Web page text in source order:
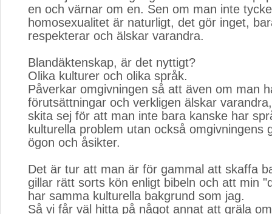
en och värnar om en. Sen om man inte
homosexualitet är naturligt, det gör inget,
respekterar och älskar varandra.
Blandäktenskap, är det nyttigt?
Olika kulturer och olika språk.
Påverkar omgivningen så att även om man
förutsättningar och verkligen älskar
skita sej för att man inte bara kanske har
kulturella problem utan också omgivningens
ögon och åsikter.
Det är tur att man är för gammal att skaffa
gillar rätt sorts kön enligt bibeln och att min
har samma kulturella bakgrund som jag.
Så vi får väl hitta på något annat att gräla